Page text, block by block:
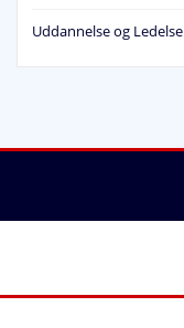
Uddannelse og Ledelse